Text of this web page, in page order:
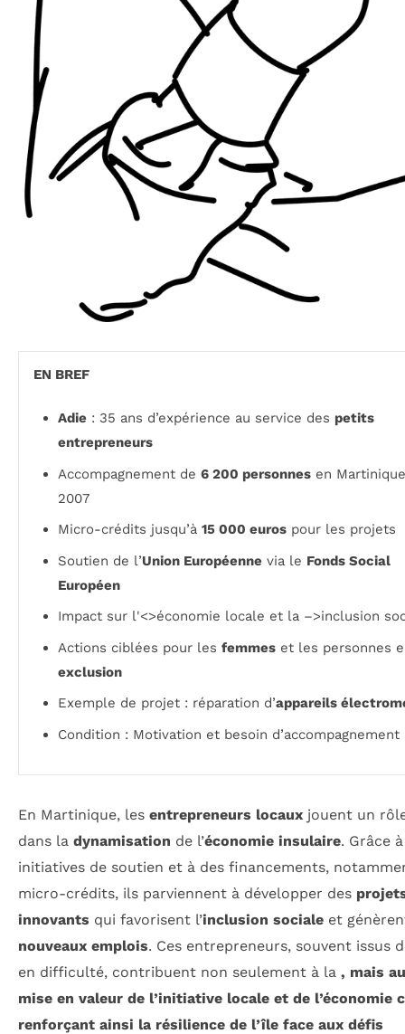
EN BREF
Adie : 35 ans d’expérience au service des petits
entrepreneurs
Accompagnement de 6 200 personnes en
2007
Micro-crédits jusqu’à 15 000 euros pour les projets
Soutien de l’Union Européenne via le Fonds Social
Européen
Impact sur l'<>économie locale et la –>inclusion
Actions ciblées pour les femmes et les personnes
exclusion
Exemple de projet : réparation d’appareils
Condition : Motivation et besoin d’accompagnement
En Martinique, les entrepreneurs locaux jouent un
dans la dynamisation de l’économie insulaire. Grâce
initiatives de soutien et à des financements,
micro-crédits, ils parviennent à développer des
innovants qui favorisent l’inclusion sociale et
nouveaux emplois. Ces entrepreneurs, souvent issus
en difficulté, contribuent non seulement à la , mais
mise en valeur de l’initiative locale et de l’économie
renforçant ainsi la résilience de l’île face aux défis